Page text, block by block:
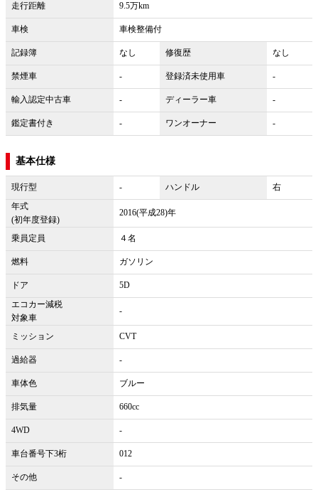
走行距離 9.5万km
車検 車検整備付
記録簿 なし 修復歴 なし
禁煙車 - 登録済未使用車 -
輸入認定中古車 - ディーラー車 -
鑑定書付き - ワンオーナー -
基本仕様
現行型 - ハンドル
右
年式
(初年度登録)
2016(平成28)年
乗員定員 ４名
燃料 ガソリン
ドア
5D
エコカー減税
対象車
-
ミッション CVT
過給器 -
車体色 ブルー
排気量 660cc
4WD -
車台番号下3桁 012
その他 -